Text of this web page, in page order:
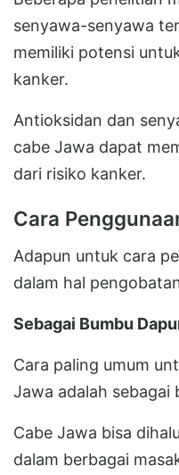
senyawa-senyawa
memiliki potensi
kanker.
Antioksidan dan
cabe Jawa dapat
dari risiko kanker.
Cara
Adapun untuk cara
dalam hal
Sebagai Bumbu
Cara paling umum
Jawa adalah sebagai
Cabe Jawa bisa
dalam berbagai